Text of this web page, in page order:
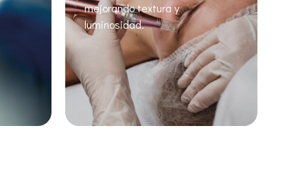
mejorando textura y
luminosidad.